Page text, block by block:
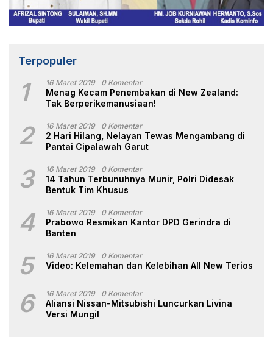
Terpopuler
1 16 Maret 2019 0 Komentar
Menag Kecam Penembakan di New Zealand:
Tak Berperikemanusiaan!
2 16 Maret 2019 0 Komentar
2 Hari Hilang, Nelayan Tewas Mengambang di
Pantai Cipalawah Garut
3 16 Maret 2019 0 Komentar
14 Tahun Terbunuhnya Munir, Polri Didesak
Bentuk Tim Khusus
4 16 Maret 2019 0 Komentar
Prabowo Resmikan Kantor DPD Gerindra di
Banten
5 16 Maret 2019 0 Komentar
Video: Kelemahan dan Kelebihan All New Terios
6 16 Maret 2019 0 Komentar
Aliansi Nissan-Mitsubishi Luncurkan Livina
Versi Mungil